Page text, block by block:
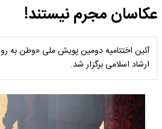
عکاسان مجرم نیستند!
آئین اختتامیه دومین پویش ملی «وطن به
ارشاد اسلامی برگزار شد.